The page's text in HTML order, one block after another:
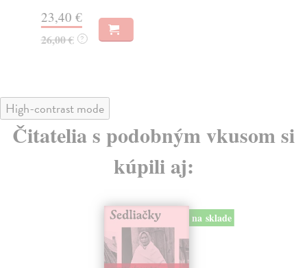
23,40 €
26,00 € ?
High-contrast mode
Čitatelia s podobným vkusom si
kúpili aj: